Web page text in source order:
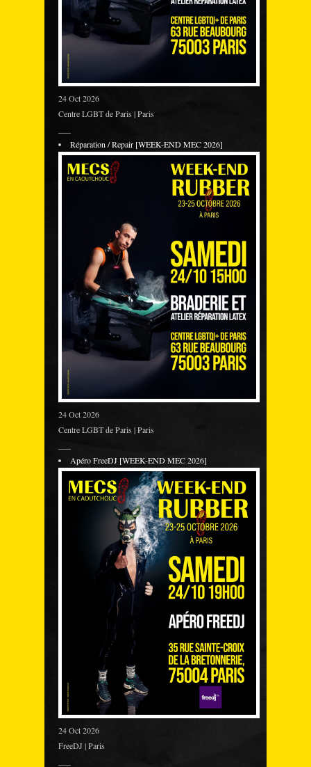
24 Oct 2026
Centre LGBT de Paris | Paris
Réparation / Repair [WEEK-END MEC 2026]
24 Oct 2026
Centre LGBT de Paris | Paris
Apéro FreeDJ [WEEK-END MEC 2026]
24 Oct 2026
FreeDJ | Paris